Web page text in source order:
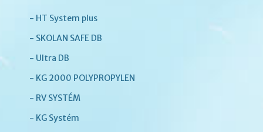
- HT System plus
- SKOLAN SAFE DB
- Ultra DB
- KG 2000 POLYPROPYLEN
- RV SYSTÉM
- KG Systém